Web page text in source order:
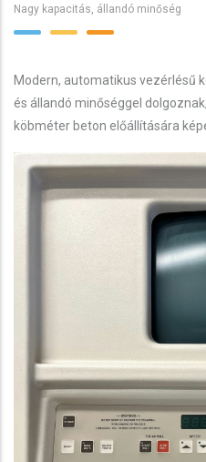
Nagy kapacitás, állandó minőség
Modern, automatikus vezérlésű
és állandó minőséggel
köbméter beton előállítására